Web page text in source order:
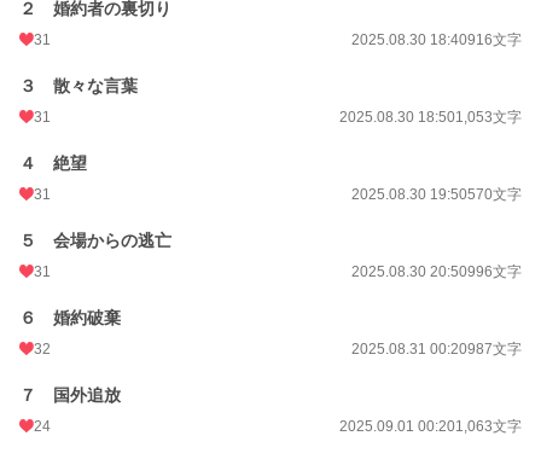
24h.ポイント 0 pt
更新日時 2025.09.02 00:20
年間ポイント
累計ポイント 26,632 pt (61,878 位)
２ 婚約者の裏切り
31 2025.08.30 18:40916文字
３ 散々な言葉
31 2025.08.30 18:501,053文字
４ 絶望
31 2025.08.30 19:50570文字
５ 会場からの逃亡
31 2025.08.30 20:50996文字
６ 婚約破棄
32 2025.08.31 00:20987文字
７ 国外追放
24 2025.09.01 00:201,063文字